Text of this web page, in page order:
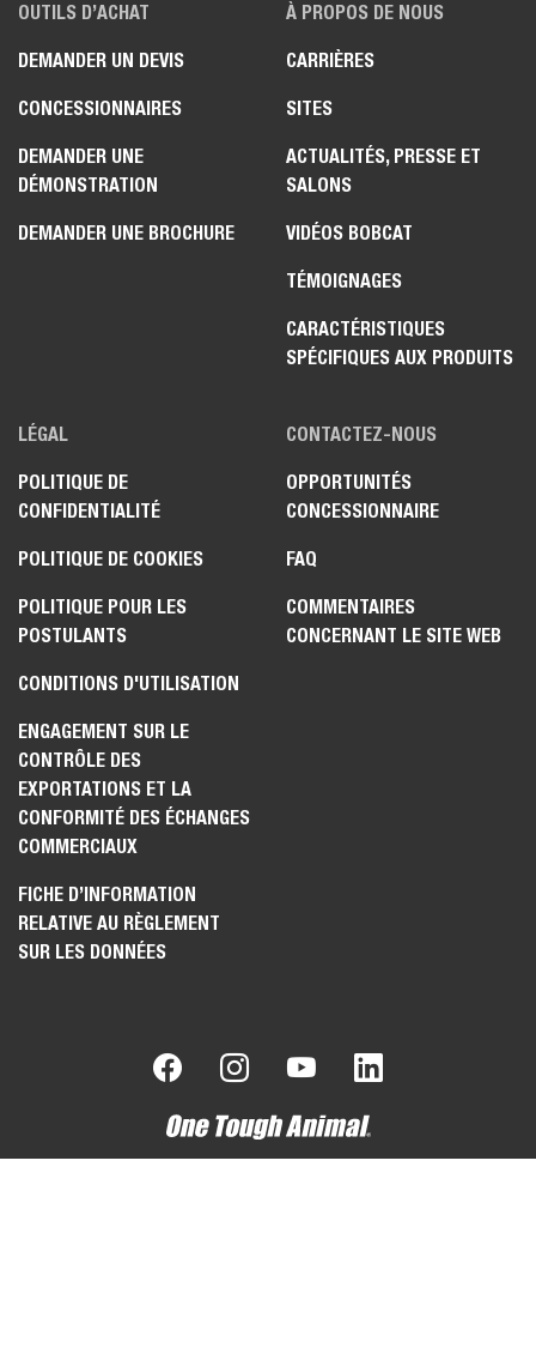
OUTILS D’ACHAT
DEMANDER UN DEVIS
CONCESSIONNAIRES
DEMANDER UNE
DÉMONSTRATION
DEMANDER UNE BROCHURE
À PROPOS DE NOUS
CARRIÈRES
SITES
ACTUALITÉS, PRESSE ET
SALONS
VIDÉOS BOBCAT
TÉMOIGNAGES
CARACTÉRISTIQUES
SPÉCIFIQUES AUX PRODUITS
LÉGAL
POLITIQUE DE
CONFIDENTIALITÉ
POLITIQUE DE COOKIES
POLITIQUE POUR LES
POSTULANTS
CONDITIONS D'UTILISATION
ENGAGEMENT SUR LE
CONTRÔLE DES
EXPORTATIONS ET LA
CONFORMITÉ DES ÉCHANGES
COMMERCIAUX
FICHE D’INFORMATION
RELATIVE AU RÈGLEMENT
SUR LES DONNÉES
CONTACTEZ-NOUS
OPPORTUNITÉS
CONCESSIONNAIRE
FAQ
COMMENTAIRES
CONCERNANT LE SITE WEB